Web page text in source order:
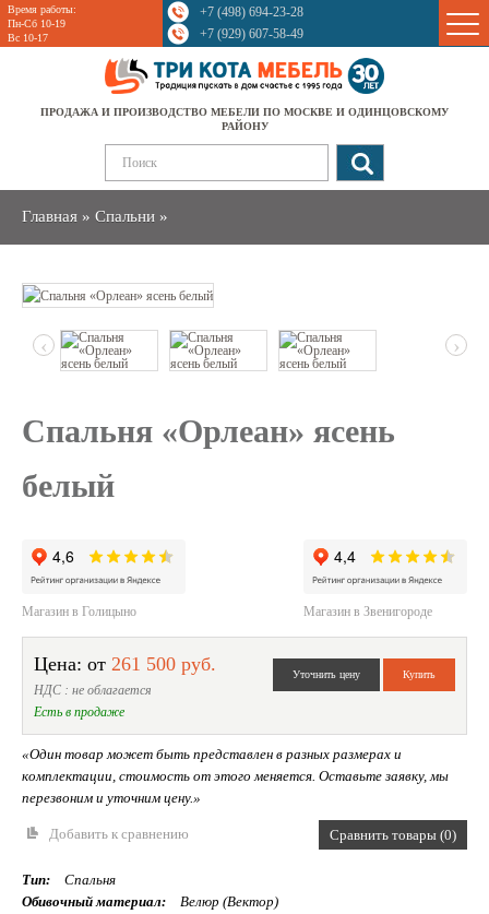
Время работы:
Пн-Сб 10-19
Вс 10-17
+7 (498) 694-23-28
+7 (929) 607-58-49
ПРОДАЖА И ПРОИЗВОДСТВО МЕБЕЛИ ПО МОСКВЕ И ОДИНЦОВСКОМУ
РАЙОНУ
Главная » Спальни »
Sale
‹ ›
Спальня «Орлеан» ясень
белый
Магазин в Голицыно Магазин в Звенигороде
Цена: от 261 500 руб.
НДС : не облагается
Есть в продаже
«Один товар может быть представлен в разных размерах и
комплектации, стоимость от этого меняется. Оставьте заявку, мы
перезвоним и уточним цену.»
Добавить к сравнению Сравнить товары (0)
Тип:
Спальня
Обивочный материал:
Велюр (Вектор)